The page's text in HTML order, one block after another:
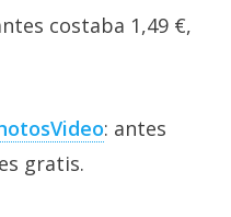
costaba 1,49 €,
: antes
gratis.